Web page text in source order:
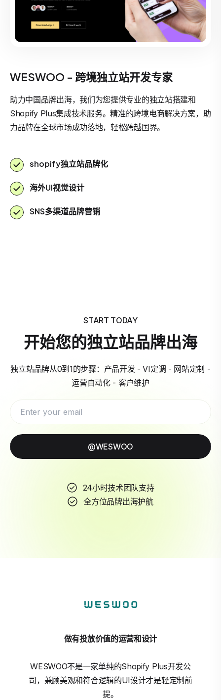
WESWOO - 跨境独立站开发专家
助力中国品牌出海，我们为您提供专业的独立站搭建和
Shopify Plus集成技术服务。精准的跨境电商解决方案，助
力品牌在全球市场成功落地，轻松跨越国界。
shopify独立站品牌化
海外UI视觉设计
SNS多渠道品牌营销
START TODAY
开始您的独立站品牌出海
独立站品牌从0到1的步骤：产品开发 - VI定调 - 网站定制 -
运营自动化 - 客户维护
@WESWOO
24小时技术团队支持
全方位品牌出海护航
做有投放价值的运营和设计
WESWOO不是一家单纯的Shopify Plus开发公
司，兼顾美观和符合逻辑的UI设计才是轻定制前
提。